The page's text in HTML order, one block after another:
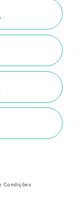
Condições